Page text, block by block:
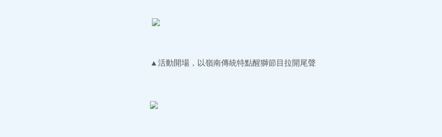
▲活動開場，以嶺南傳統特點醒獅節目拉開尾聲